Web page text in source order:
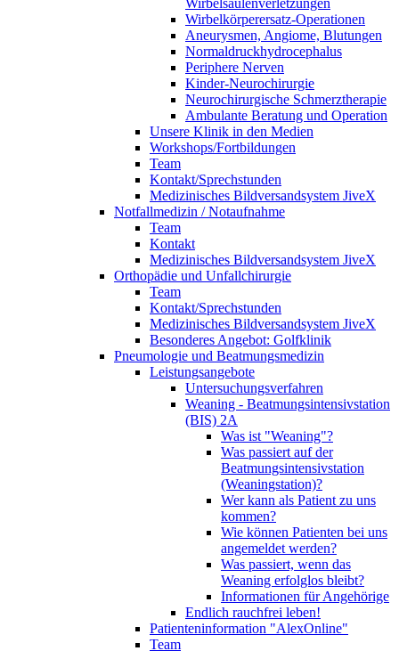
Wirbelsäulenverletzungen
Wirbelkörperersatz-Operationen
Aneurysmen, Angiome, Blutungen
Normaldruckhydrocephalus
Periphere Nerven
Kinder-Neurochirurgie
Neurochirurgische Schmerztherapie
Ambulante Beratung und Operation
Unsere Klinik in den Medien
Workshops/Fortbildungen
Team
Kontakt/Sprechstunden
Medizinisches Bildversandsystem JiveX
Notfallmedizin / Notaufnahme
Team
Kontakt
Medizinisches Bildversandsystem JiveX
Orthopädie und Unfallchirurgie
Team
Kontakt/Sprechstunden
Medizinisches Bildversandsystem JiveX
Besonderes Angebot: Golfklinik
Pneumologie und Beatmungsmedizin
Leistungsangebote
Untersuchungsverfahren
Weaning - Beatmungsintensivstation
(BIS) 2A
Was ist "Weaning"?
Was passiert auf der
Beatmungsintensivstation
(Weaningstation)?
Wer kann als Patient zu uns
kommen?
Wie können Patienten bei uns
angemeldet werden?
Was passiert, wenn das
Weaning erfolglos bleibt?
Informationen für Angehörige
Endlich rauchfrei leben!
Patienteninformation "AlexOnline"
Team